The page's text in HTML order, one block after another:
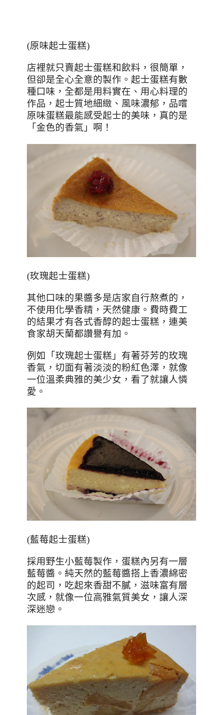
(原味起士蛋糕)
店裡就只賣起士蛋糕和飲料，很簡單，
但卻是全心全意的製作。起士蛋糕有數
種口味，全都是用料實在、用心料理的
作品，起士質地細緻、風味濃郁，品嚐
原味蛋糕最能感受起士的美味，真的是
「金色的香氣」啊！
(玫瑰起士蛋糕)
其他口味的果醬多是店家自行熬煮的，
不使用化學香精，天然健康。費時費工
的結果才有各式香醇的起士蛋糕，連美
食家胡天蘭都讚譽有加。
例如「玫瑰起士蛋糕」有著芬芳的玫瑰
香氣，切面有著淡淡的粉紅色澤，就像
一位溫柔典雅的美少女，看了就讓人憐
愛。
(藍莓起士蛋糕)
採用野生小藍莓製作，蛋糕內另有一層
藍莓醬。純天然的藍莓醬搭上香濃綿密
的起司，吃起來香甜不膩，滋味富有層
次感，就像一位高雅氣質美女，讓人深
深迷戀。